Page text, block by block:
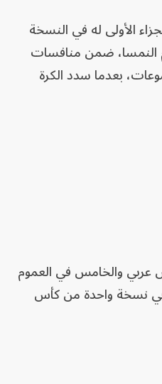
الأولى له في النسخة
النمسا، ضمن منافسات
بعدما سدد الكرة
عربي والخامس في العموم
نسخة واحدة من كأس